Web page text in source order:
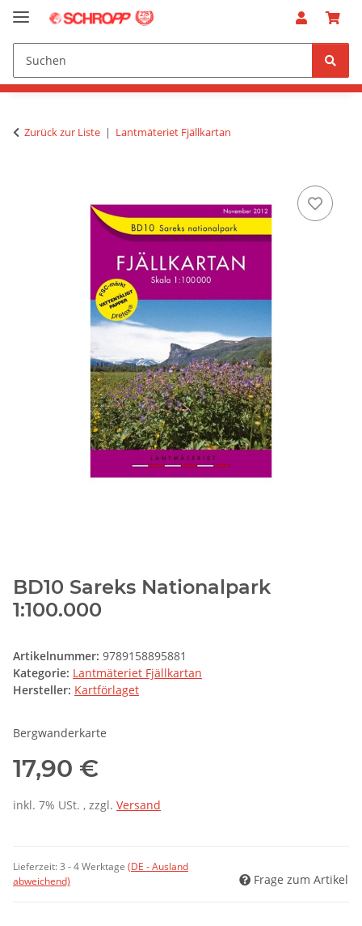
Zurück zur Liste Lantmäteriet Fjällkartan
BD10 Sareks Nationalpark
1:100.000
Artikelnummer: 9789158895881
Kategorie: Lantmäteriet Fjällkartan
Hersteller: Kartförlaget
Bergwanderkarte
17,90 €
inkl. 7% USt. , zzgl. Versand
Lieferzeit:3 - 4 Werktage (DE - Ausland
abweichend)
Frage zum Artikel